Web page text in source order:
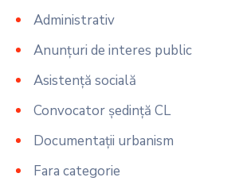
Administrativ
Anunțuri de interes public
Asistență socială
Convocator ședință CL
Documentații urbanism
Fara categorie